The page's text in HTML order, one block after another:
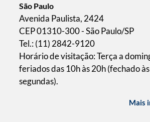
São Paulo
Avenida Paulista, 2424
CEP 01310-300 - São Paulo/SP
Tel.: (11) 2842-9120
Horário de visitação: Terça a
feriados das 10h às 20h (fechado às
segundas).
Mais